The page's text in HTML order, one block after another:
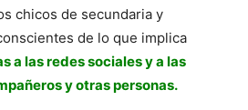
chicos de secundaria y
de lo que implica
a las redes sociales y a las
y otras personas.